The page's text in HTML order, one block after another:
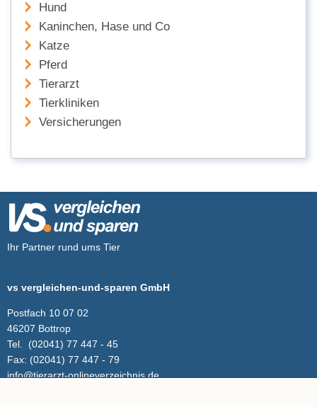
Hund
Kaninchen, Hase und Co
Katze
Pferd
Tierarzt
Tierkliniken
Versicherungen
Ihr Partner rund ums Tier
vs vergleichen-und-sparen GmbH
Postfach 10 07 02
46207 Bottrop
Tel.
(02041) 77 447 - 45
Fax: (02041) 77 447 - 79
info@tierarzt-onlineverzeichnis.de